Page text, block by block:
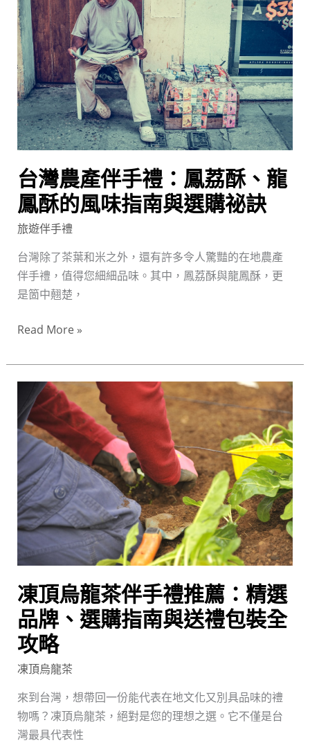
台灣農產伴手禮：鳳荔酥、龍
鳳酥的風味指南與選購祕訣
旅遊伴手禮
台灣除了茶葉和米之外，還有許多令人驚豔的在地農產
伴手禮，值得您細細品味。其中，鳳荔酥與龍鳳酥，更
是箇中翹楚，
產
伴
手
禮：
鳳
荔
酥、
龍
酥
的
風
味
指
南
與
購
訣
Read More »
凍頂烏龍茶伴手禮推薦：精選
品牌、選購指南與送禮包裝全
攻略
凍頂烏龍茶
來到台灣，想帶回一份能代表在地文化又別具品味的禮
物嗎？凍頂烏龍茶，絕對是您的理想之選。它不僅是台
灣最具代表性
頂
烏
龍
茶
伴
手
禮
推
薦：
選
品
牌、
選
購
指
南
與
送